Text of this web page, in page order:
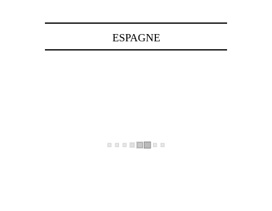
ESPAGNE